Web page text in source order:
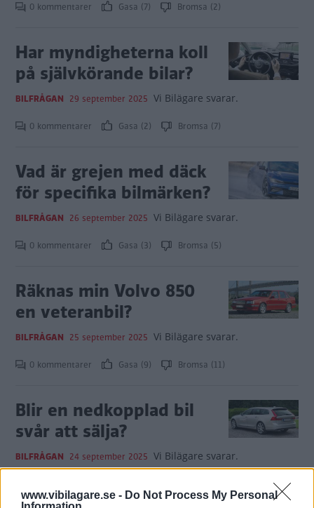
www.vibilagare.se - Do Not Process My Personal
0 kommentarer Gasa (7) Bromsa (2)
Har myndigheterna koll
på självkörande bilar?
BILFRÅGAN 29 september 2025 Vi Bilägare svarar.
0 kommentarer Gasa (2) Bromsa (7)
Vad är grejen med däck
för specifika bilmärken?
BILFRÅGAN 26 september 2025 Vi Bilägare svarar.
0 kommentarer Gasa (3) Bromsa (5)
Räknas min Volvo 850
en veteranbil?
BILFRÅGAN 25 september 2025 Vi Bilägare svarar.
0 kommentarer Gasa (9) Bromsa (11)
Blir en nedkopplad bil
svår att sälja?
BILFRÅGAN 24 september 2025 Vi Bilägare svarar.